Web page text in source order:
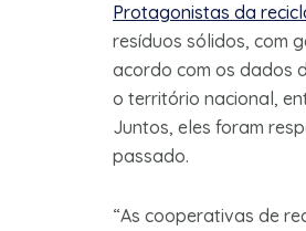
Protagonistas da
resíduos sólidos, com
acordo com os dados
o território nacional,
Juntos, eles foram
passado.
“As cooperativas de